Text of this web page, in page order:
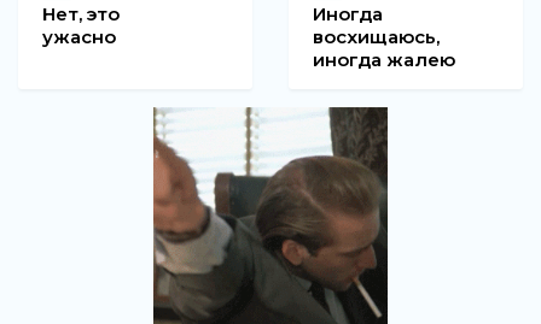
Нет, это
ужасно
Иногда
восхищаюсь,
иногда жалею